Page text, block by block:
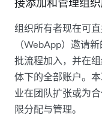
组织所有者现在可
（WebApp）邀请
批流程加入，并在
体下的全部账户。
业在团队扩张或为
限分配与管理。